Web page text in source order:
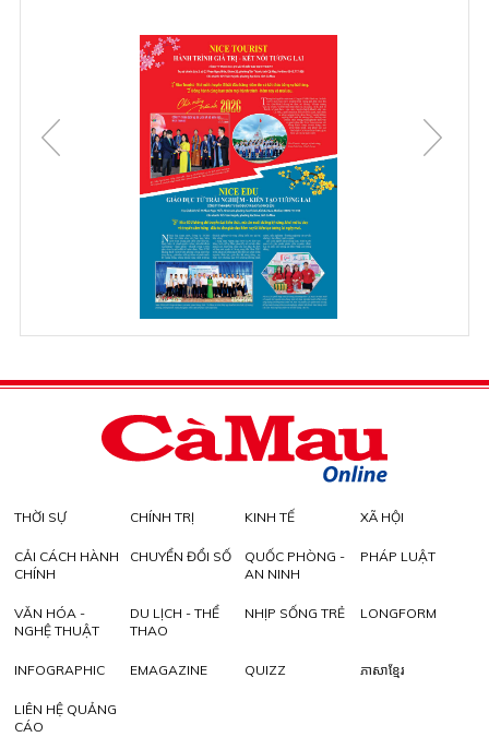
THỜI SỰ CHÍNH TRỊ KINH TẾ XÃ HỘI
CẢI CÁCH HÀNH
CHÍNH
CHUYỂN ĐỔI SỐ
QUỐC PHÒNG -
AN NINH
PHÁP LUẬT
VĂN HÓA -
NGHỆ THUẬT
DU LỊCH - THỂ
THAO
NHỊP SỐNG TRẺ LONGFORM
INFOGRAPHIC EMAGAZINE QUIZZ ភាសាខ្មែរ
LIÊN HỆ QUẢNG
CÁO